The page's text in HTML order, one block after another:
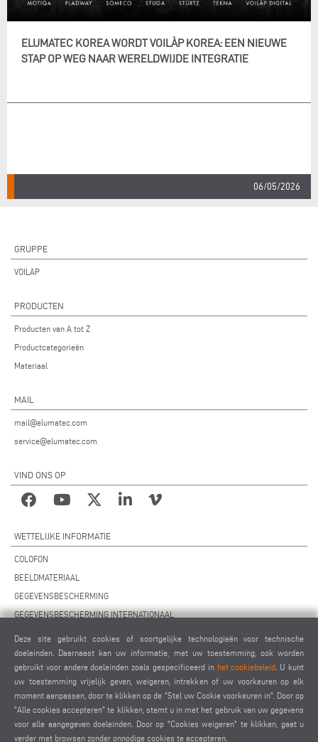
ELUMATEC KOREA WORDT VOILÀP KOREA: EEN NIEUWE
STAP OP WEG NAAR WERELDWIJDE INTEGRATIE
06/05/2026
GRUPPE
VOILÀP
PRODUCTEN
Producten van A tot Z
Productcategorieën
Materiaal
MAIL
mail@elumatec.com
service@elumatec.com
VIND ONS OP
WETTELIJKE INFORMATIE
COLOFON
BEELDMATERIAAL
GEGEVENSBESCHERMING
GEGEVENSBESCHERMING INTERNATIONAAL
OVEREENKOMST VOOR ONDERHOUD OP AFSTAND
COOKIES INSTELLINGEN
GEDRAGSCODE VOOR LEVERANCIERS
Deze site gebruikt cookies of soortgelijke technologieën voor technische
doeleinden. Daarnaast kan uw informatie, met uw toestemming, ook worden
gebruikt voor andere doeleinden zoals gespecificeerd in het cookiebeleid . U kunt
uw toestemming vrijelijk geven, weigeren, intrekken of uw voorkeuren op elk
moment aanpassen, door te klikken op de "Stel uw Cookie voorkeuren in". Door op
"Alle cookies accepteren" te klikken, stemt u in met het gebruik van uw gegevens
voor alle aangegeven doeleinden. Door op "Cookies weigeren" te klikken, gaat u
verder met browsen zonder onnodige cookies te accepteren.